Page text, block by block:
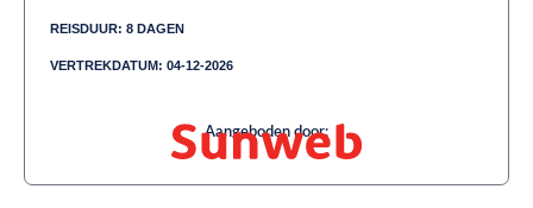
REISDUUR: 8 DAGEN
VERTREKDATUM: 04-12-2026
Aangeboden door: